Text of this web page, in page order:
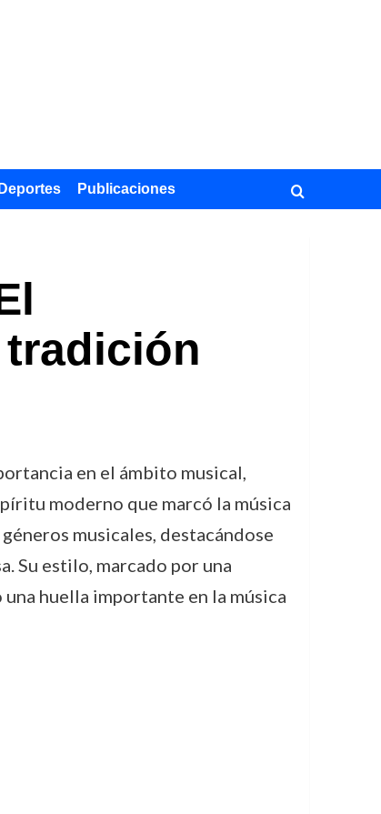
Deportes Publicaciones
en el ámbito musical,
moderno que marcó la música
musicales, destacándose
Su estilo, marcado por una
huella importante en la música